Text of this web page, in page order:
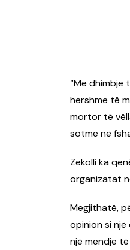
“Me dhimbje
hershme të
mortor të
sotme në
Zekolli ka
organizatat
Megjithatë,
opinion si
një mendje